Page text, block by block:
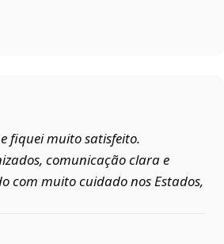
fiquei muito satisfeito.
comunicação clara e
com muito cuidado nos Estados,